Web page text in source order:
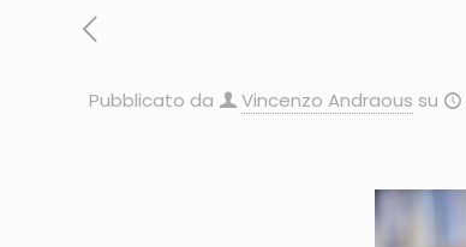
Pubblicato da Vincenzo Andraous su